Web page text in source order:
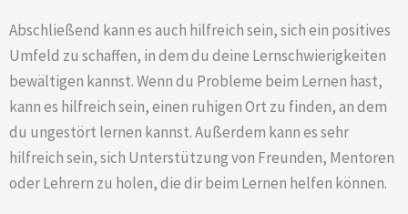
Abschließend kann es auch hilfreich sein, sich ein positives
Umfeld zu schaffen, in dem du deine Lernschwierigkeiten
bewältigen kannst. Wenn du Probleme beim Lernen hast,
kann es hilfreich sein, einen ruhigen Ort zu finden, an dem
du ungestört lernen kannst. Außerdem kann es sehr
hilfreich sein, sich Unterstützung von Freunden, Mentoren
oder Lehrern zu holen, die dir beim Lernen helfen können.